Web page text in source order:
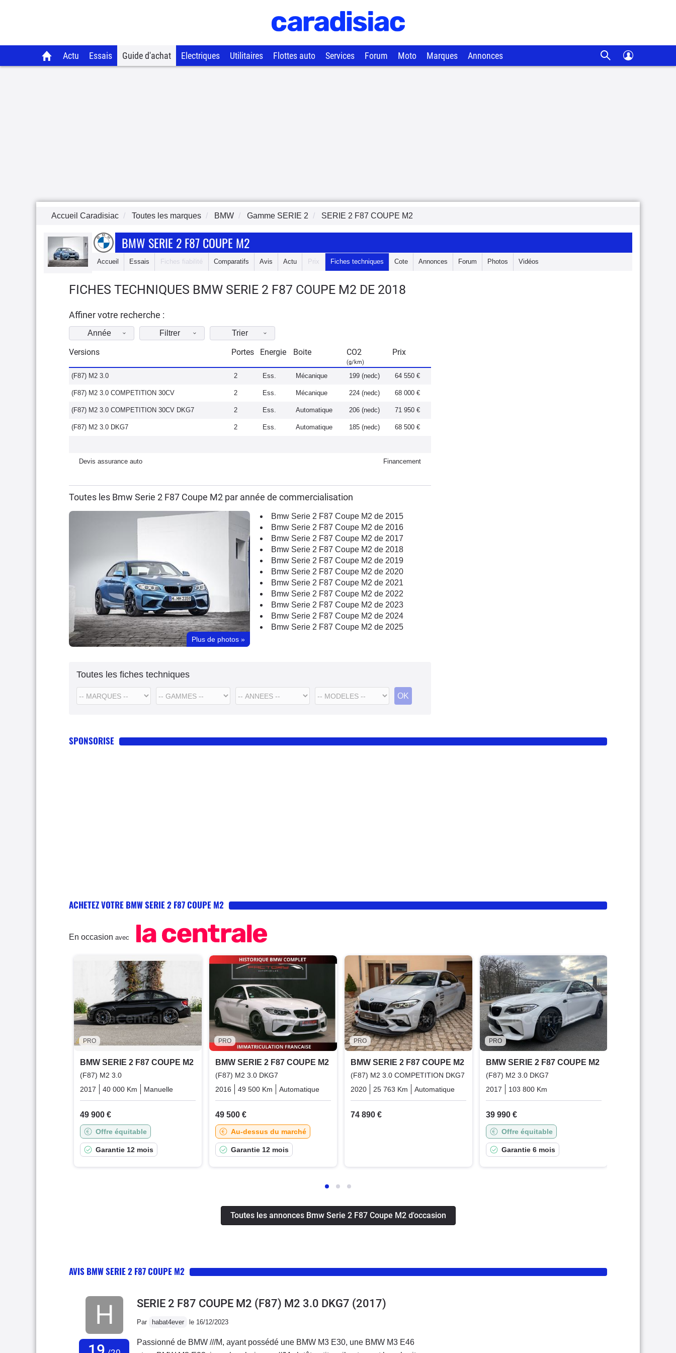
Actu Essais Guide d'achat Electriques Utilitaires Flottes auto Services Forum Moto Marques Annonces
Accueil Caradisiac Toutes les marques BMW Gamme SERIE 2 SERIE 2 F87 COUPE M2
BMW SERIE 2 F87 COUPE M2
Accueil Essais Fiches fiabilité Comparatifs Avis Actu Prix Fiches techniques Cote Annonces Forum Photos Vidéos
FICHES TECHNIQUES BMW SERIE 2 F87 COUPE M2 DE 2018
Affiner votre recherche :
Année Filtrer Trier
Versions Portes Energie Boite CO2
(g/km)
Prix
(F87) M2 3.0 2 Ess. Mécanique 199 (nedc) 64 550 €
(F87) M2 3.0 COMPETITION 30CV 2 Ess. Mécanique 224 (nedc) 68 000 €
(F87) M2 3.0 COMPETITION 30CV DKG7 2 Ess. Automatique 206 (nedc) 71 950 €
(F87) M2 3.0 DKG7 2 Ess. Automatique 185 (nedc) 68 500 €
Devis assurance auto Financement
Toutes les Bmw Serie 2 F87 Coupe M2 par année de commercialisation
Plus de photos »
Bmw Serie 2 F87 Coupe M2 de 2015
Bmw Serie 2 F87 Coupe M2 de 2016
Bmw Serie 2 F87 Coupe M2 de 2017
Bmw Serie 2 F87 Coupe M2 de 2018
Bmw Serie 2 F87 Coupe M2 de 2019
Bmw Serie 2 F87 Coupe M2 de 2020
Bmw Serie 2 F87 Coupe M2 de 2021
Bmw Serie 2 F87 Coupe M2 de 2022
Bmw Serie 2 F87 Coupe M2 de 2023
Bmw Serie 2 F87 Coupe M2 de 2024
Bmw Serie 2 F87 Coupe M2 de 2025
Toutes les fiches techniques
SPONSORISE
ACHETEZ VOTRE BMW SERIE 2 F87 COUPE M2
En occasion avec
PRO
BMW SERIE 2 F87 COUPE M2
(F87) M2 3.0
2017
40 000 Km Manuelle
49 900 €
Offre équitable
Garantie 12 mois
PRO
BMW SERIE 2 F87 COUPE M2
(F87) M2 3.0 DKG7
2016
49 500 Km Automatique Essence
49 500 €
Au-dessus du marché
Garantie 12 mois
PRO
BMW SERIE 2 F87 COUPE M2
(F87) M2 3.0 COMPETITION DKG7
2020
25 763 Km Automatique Essence
74 890 €
PRO
BMW SERIE 2 F87 COUPE M2
(F87) M2 3.0 DKG7
2017
103 800 Km
39 990 €
Offre équitable
Garantie 6 mois
Toutes les annonces Bmw Serie 2 F87 Coupe M2 d'occasion
AVIS BMW SERIE 2 F87 COUPE M2
SERIE 2 F87 COUPE M2 (F87) M2 3.0 DKG7 (2017)
Par habat4ever le 16/12/2023
Passionné de BMW ///M, ayant possédé une BMW M3 E30, une BMW M3 E46